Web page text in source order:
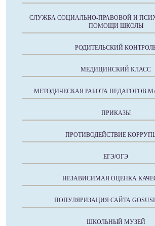
СЛУЖБА СОЦИАЛЬНО-ПРАВОВОЙ И
ПОМОЩИ ШКОЛЫ
РОДИТЕЛЬСКИЙ
МЕДИЦИНСКИЙ КЛАСС
МЕТОДИЧЕСКАЯ РАБОТА ПЕДАГОГОВ
ПРИКАЗЫ
ПРОТИВОДЕЙСТВИЕ
ЕГЭ/ОГЭ
НЕЗАВИСИМАЯ ОЦЕНКА
ПОПУЛЯРИЗАЦИЯ САЙТА
ШКОЛЬНЫЙ МУЗЕЙ